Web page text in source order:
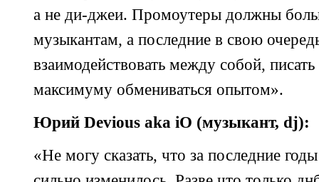
а не ди-джеи. Промоутеры должны
музыкантам, а последние в свою
взаимодействовать между собой,
максимуму обмениваться опытом».
Юрий Devious aka iO (музыкант, dj):
«Не могу сказать, что за последние